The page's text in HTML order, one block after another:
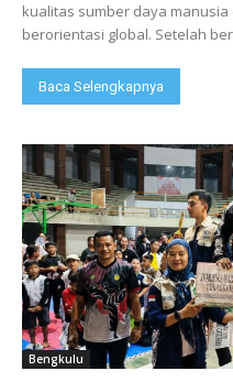
kualitas sumber daya
berorientasi global. Setelah
Baca Selengkapnya
Bengkulu